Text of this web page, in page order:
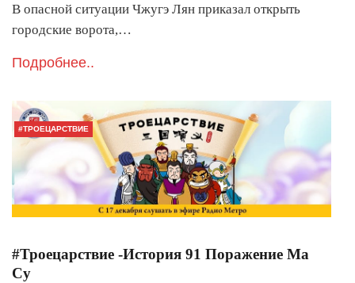
В опасной ситуации Чжугэ Лян приказал открыть
городские ворота,…
Подробнее..
#ТРОЕЦАРСТВИЕ
#Троецарствие -История 91 Поражение Ма
Су